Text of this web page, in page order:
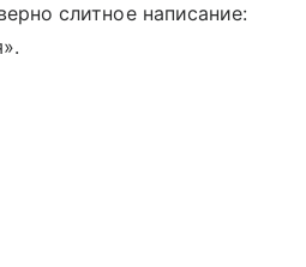
слитное написание: